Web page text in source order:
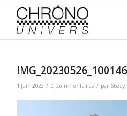
IMG_20230526_100146
1 juin 2023 / 0 Commentaires / par Stecy